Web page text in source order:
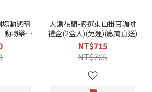
場動態明
動物樂園
商直送)
大鋤花間-嚴選東山掛耳咖啡
禮盒(2盒入)(免運)(廠商直送)
NT$715
NT$765